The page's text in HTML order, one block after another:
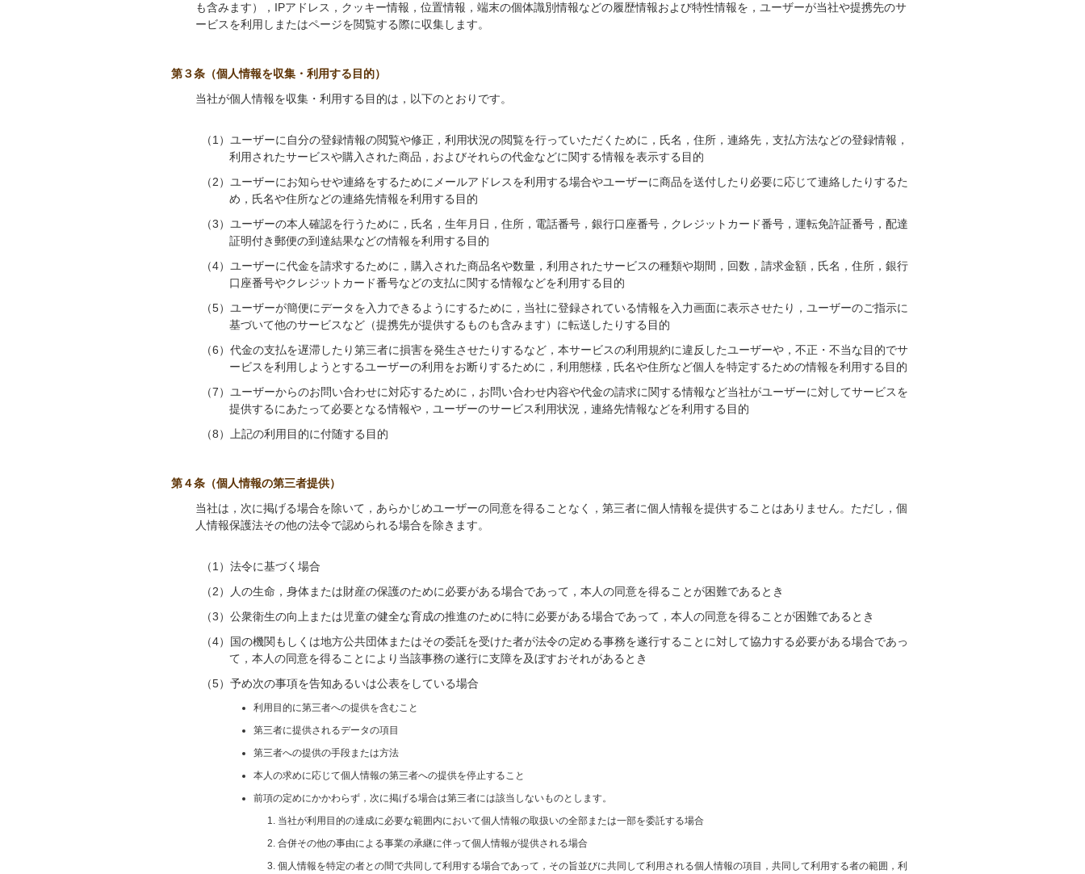
も含みます），IPアドレス，クッキー情報，位置情報，端末の個体識別情報などの履歴情報および特性情報を，ユーザーが当社や提携先のサ
ービスを利用しまたはページを閲覧する際に収集します。
第３条（個人情報を収集・利用する目的）
当社が個人情報を収集・利用する目的は，以下のとおりです。
（1）ユーザーに自分の登録情報の閲覧や修正，利用状況の閲覧を行っていただくために，氏名，住所，連絡先，支払方法などの登録情報，
利用されたサービスや購入された商品，およびそれらの代金などに関する情報を表示する目的
（2）ユーザーにお知らせや連絡をするためにメールアドレスを利用する場合やユーザーに商品を送付したり必要に応じて連絡したりするた
め，氏名や住所などの連絡先情報を利用する目的
（3）ユーザーの本人確認を行うために，氏名，生年月日，住所，電話番号，銀行口座番号，クレジットカード番号，運転免許証番号，配達
証明付き郵便の到達結果などの情報を利用する目的
（4）ユーザーに代金を請求するために，購入された商品名や数量，利用されたサービスの種類や期間，回数，請求金額，氏名，住所，銀行
口座番号やクレジットカード番号などの支払に関する情報などを利用する目的
（5）ユーザーが簡便にデータを入力できるようにするために，当社に登録されている情報を入力画面に表示させたり，ユーザーのご指示に
基づいて他のサービスなど（提携先が提供するものも含みます）に転送したりする目的
（6）代金の支払を遅滞したり第三者に損害を発生させたりするなど，本サービスの利用規約に違反したユーザーや，不正・不当な目的でサ
ービスを利用しようとするユーザーの利用をお断りするために，利用態様，氏名や住所など個人を特定するための情報を利用する目的
（7）ユーザーからのお問い合わせに対応するために，お問い合わせ内容や代金の請求に関する情報など当社がユーザーに対してサービスを
提供するにあたって必要となる情報や，ユーザーのサービス利用状況，連絡先情報などを利用する目的
（8）上記の利用目的に付随する目的
第４条（個人情報の第三者提供）
当社は，次に掲げる場合を除いて，あらかじめユーザーの同意を得ることなく，第三者に個人情報を提供することはありません。ただし，個
人情報保護法その他の法令で認められる場合を除きます。
（1）法令に基づく場合
（2）人の生命，身体または財産の保護のために必要がある場合であって，本人の同意を得ることが困難であるとき
（3）公衆衛生の向上または児童の健全な育成の推進のために特に必要がある場合であって，本人の同意を得ることが困難であるとき
（4）国の機関もしくは地方公共団体またはその委託を受けた者が法令の定める事務を遂行することに対して協力する必要がある場合であっ
て，本人の同意を得ることにより当該事務の遂行に支障を及ぼすおそれがあるとき
（5）予め次の事項を告知あるいは公表をしている場合
利用目的に第三者への提供を含むこと
第三者に提供されるデータの項目
第三者への提供の手段または方法
本人の求めに応じて個人情報の第三者への提供を停止すること
前項の定めにかかわらず，次に掲げる場合は第三者には該当しないものとします。
当社が利用目的の達成に必要な範囲内において個人情報の取扱いの全部または一部を委託する場合
合併その他の事由による事業の承継に伴って個人情報が提供される場合
個人情報を特定の者との間で共同して利用する場合であって，その旨並びに共同して利用される個人情報の項目，共同して利用する者の範囲，利